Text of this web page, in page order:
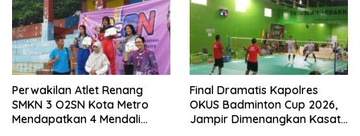
Perwakilan Atlet Renang
SMKN 3 O2SN Kota Metro
Mendapatkan 4 Mendali
Final Dramatis Kapolres
OKUS Badminton Cup 2026,
Jampir Dimenangkan Kasat